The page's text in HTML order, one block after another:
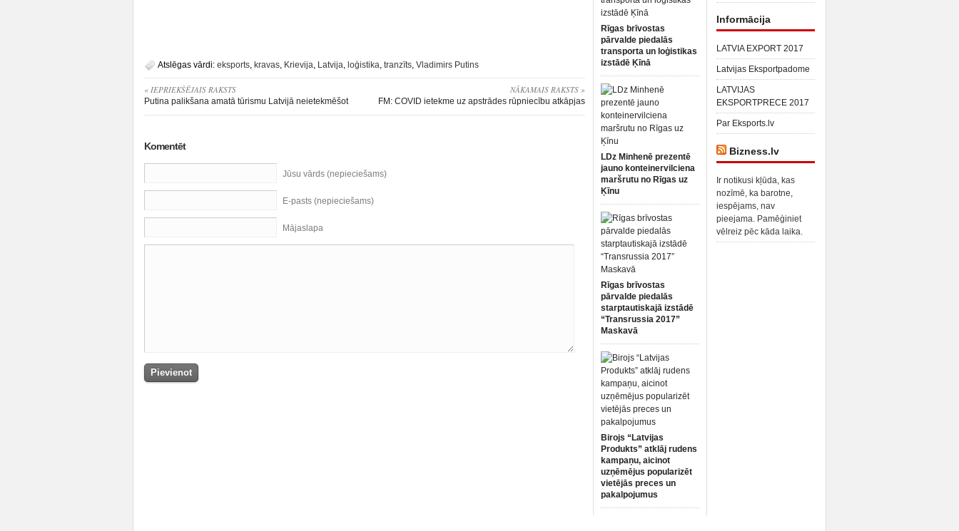
Atslēgas vārdi: eksports, kravas, Krievija, Latvija, loģistika, tranzīts, Vladimirs Putins
« IEPRIEKŠĒJAIS RAKSTS
Putina palikšana amatā tūrismu Latvijā neietekmēšot
NĀKAMAIS RAKSTS »
FM: COVID ietekme uz apstrādes rūpniecību atkāpjas
Komentēt
Jūsu vārds (nepieciešams)
E-pasts (nepieciešams)
Mājaslapa
Rīgas brīvostas
pārvalde piedalās
transporta un loģistikas
izstādē Ķīnā
LDz Minhenē prezentē
jauno konteinervilciena
maršrutu no Rīgas uz
Ķīnu
Rīgas brīvostas
pārvalde piedalās
starptautiskajā izstādē
“Transrussia 2017”
Maskavā
Birojs “Latvijas
Produkts” atklāj rudens
kampaņu, aicinot
uzņēmējus popularizēt
vietējās preces un
pakalpojumus
Informācija
LATVIA EXPORT 2017
Latvijas Eksportpadome
LATVIJAS
EKSPORTPRECE 2017
Par Eksports.lv
Bizness.lv
Ir notikusi kļūda, kas
nozīmē, ka barotne,
iespējams, nav
pieejama. Pamēģiniet
vēlreiz pēc kāda laika.